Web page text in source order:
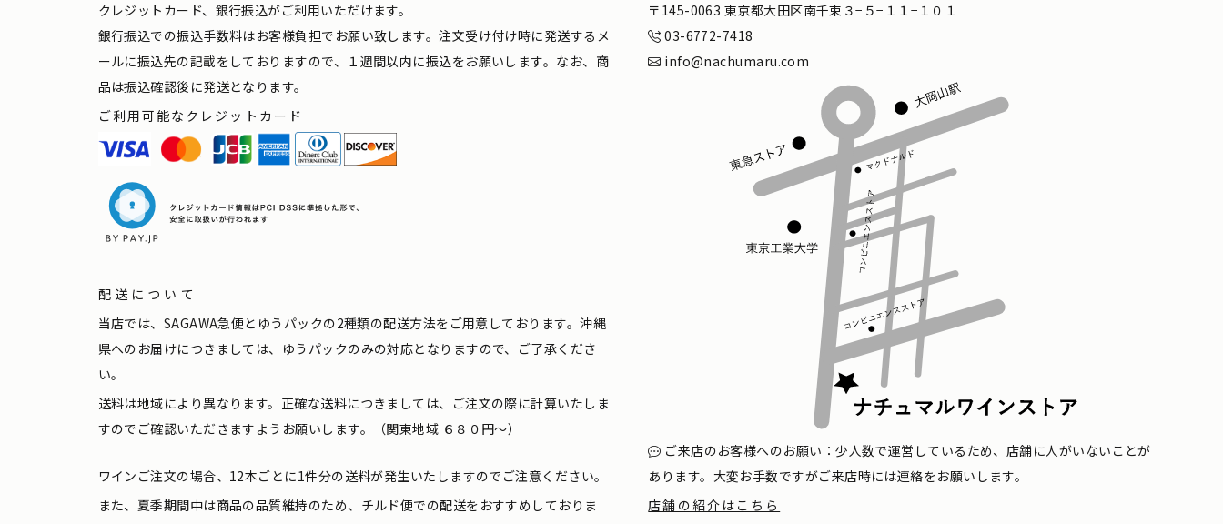
クレジットカード、銀行振込がご利用いただけます。
銀行振込での振込手数料はお客様負担でお願い致します。注文受け付け時に発送するメ
ールに振込先の記載をしておりますので、１週間以内に振込をお願いします。なお、商
品は振込確認後に発送となります。
ご利用可能なクレジットカード
配送について
当店では、SAGAWA急便とゆうパックの2種類の配送方法をご用意しております。沖縄
県へのお届けにつきましては、ゆうパックのみの対応となりますので、ご了承くださ
い。
送料は地域により異なります。正確な送料につきましては、ご注文の際に計算いたしま
すのでご確認いただきますようお願いします。（関東地域 ６８０円〜）
ワインご注文の場合、12本ごとに1件分の送料が発生いたしますのでご注意ください。
また、夏季期間中は商品の品質維持のため、チルド便での配送をおすすめしておりま
〒145-0063 東京都大田区南千束３−５−１１−１０１
03-6772-7418
info@nachumaru.com
ご来店のお客様へのお願い：少人数で運営しているため、店舗に人がいないことが
あります。大変お手数ですがご来店時には連絡をお願いします。
店舗の紹介はこちら